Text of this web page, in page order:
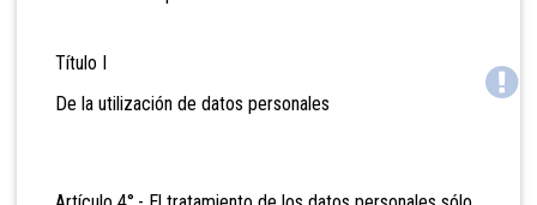
Título I
De la utilización de datos personales